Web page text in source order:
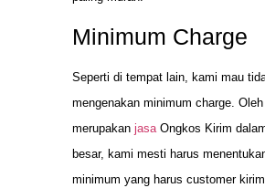
Minimum Charge
Seperti di tempat lain, kami mau
mengenakan minimum charge.
merupakan jasaOngkos Kirim
besar, kami mesti harus
minimum yang harus customer